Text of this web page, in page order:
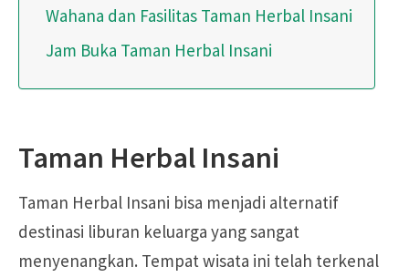
Wahana dan Fasilitas Taman Herbal Insani
Jam Buka Taman Herbal Insani
Taman Herbal Insani
Taman Herbal Insani bisa menjadi alternatif
destinasi liburan keluarga yang sangat
menyenangkan. Tempat wisata ini telah terkenal